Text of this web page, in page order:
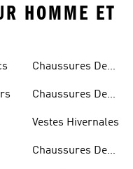
HOMME ET
Chaussures De
Chaussures De
Vestes Hivernales
Chaussures De